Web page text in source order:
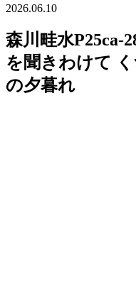
2026.06.10
森川畦水P25ca-
を聞きわけて
の夕暮れ